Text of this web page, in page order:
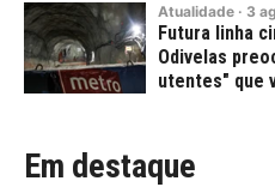
Atualidade · 3
Futura linha
Odivelas
utentes" que
Em destaque